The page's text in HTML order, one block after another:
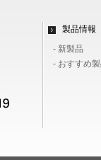
製品情報
- 新製品
- おすすめ